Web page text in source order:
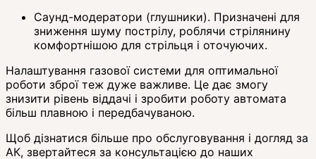
Саунд-модератори (глушники). Призначені для
зниження шуму пострілу, роблячи стрілянину
комфортнішою для стрільця і оточуючих.
Налаштування газової системи для оптимальної
роботи зброї теж дуже важливе. Це дає змогу
знизити рівень віддачі і зробити роботу автомата
більш плавною і передбачуваною.
Щоб дізнатися більше про обслуговування і догляд за
АК, звертайтеся за консультацією до наших